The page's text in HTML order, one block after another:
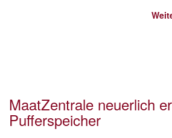
MaatZentrale neuerlich
Pufferspeicher